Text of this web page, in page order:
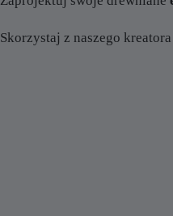
Skorzystaj z naszego